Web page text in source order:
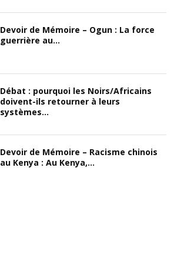
Devoir de Mémoire – Ogun : La force
guerrière au...
Débat : pourquoi les Noirs/Africains
doivent-ils retourner à leurs
systèmes...
Devoir de Mémoire – Racisme chinois
au Kenya : Au Kenya,...